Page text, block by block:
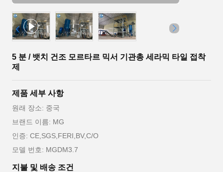
5 분 / 뱃치 건조 모르타르 믹서 기관총 세라믹 타일 접착
제
제품 세부 사항
원래 장소: 중국
브랜드 이름: MG
인증: CE,SGS,FERI,BV,C/O
모델 번호: MGDM3.7
지불 및 배송 조건